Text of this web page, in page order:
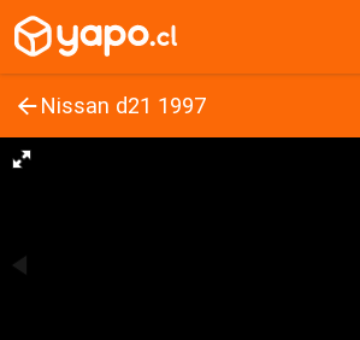
Nissan d21 1997